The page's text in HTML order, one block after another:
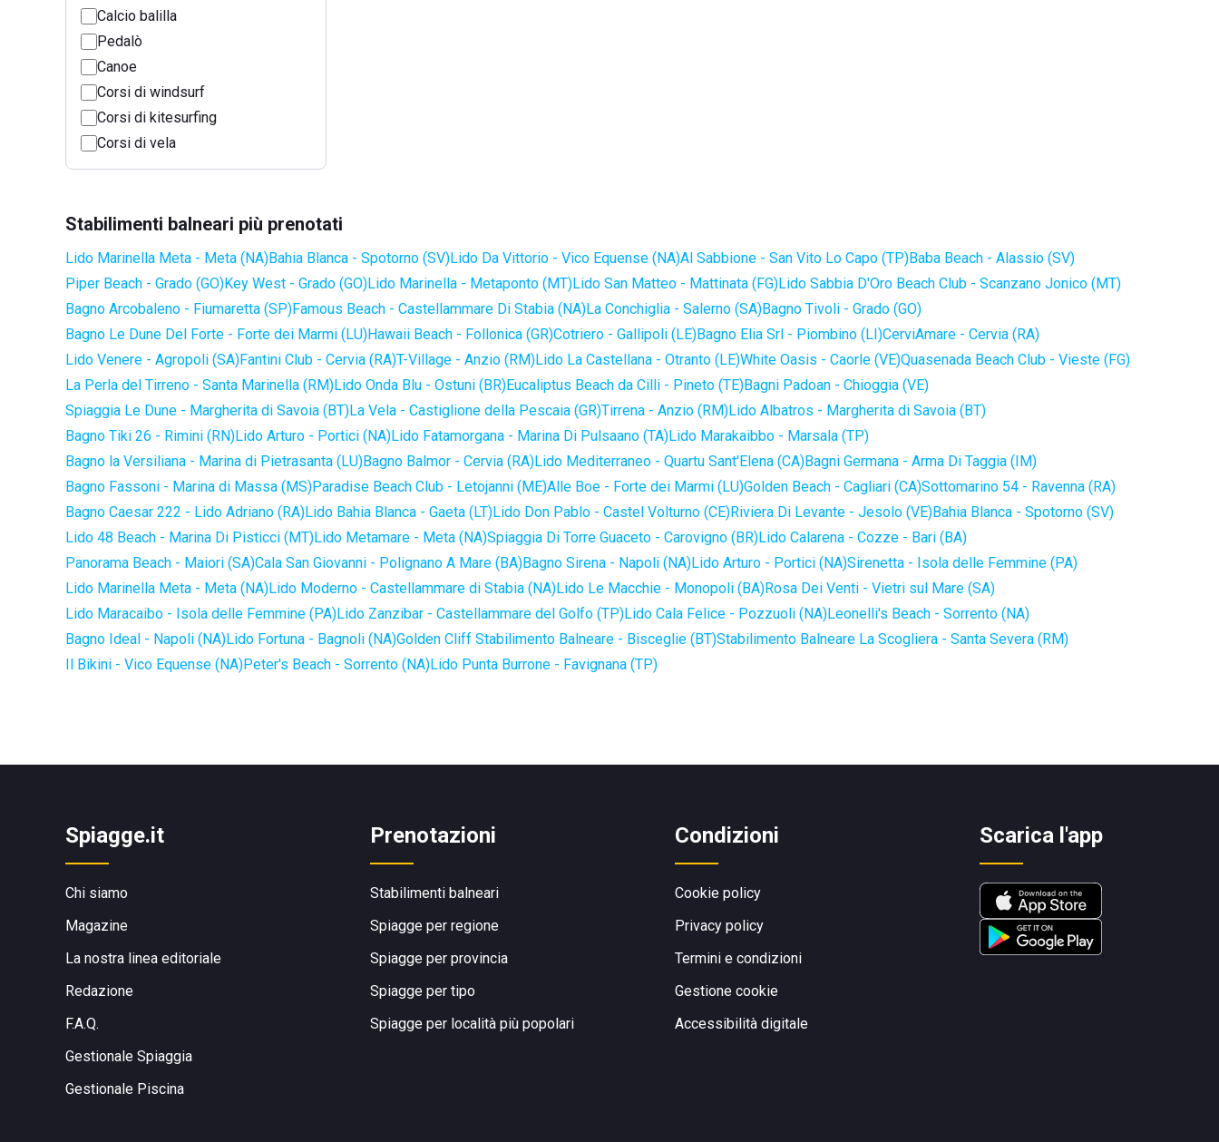
Calcio balilla
Pedalò
Canoe
Corsi di windsurf
Corsi di kitesurfing
Corsi di vela
Stabilimenti balneari più prenotati
Lido Marinella Meta - Meta (NA)Bahia Blanca - Spotorno (SV)Lido Da Vittorio - Vico Equense (NA)Al Sabbione - San Vito Lo Capo (TP)Baba Beach - Alassio (SV)
Piper Beach - Grado (GO)Key West - Grado (GO)Lido Marinella - Metaponto (MT)Lido San Matteo - Mattinata (FG)Lido Sabbia D'Oro Beach Club - Scanzano Jonico (MT)
Bagno Arcobaleno - Fiumaretta (SP)Famous Beach - Castellammare Di Stabia (NA)La Conchiglia - Salerno (SA)Bagno Tivoli - Grado (GO)
Bagno Le Dune Del Forte - Forte dei Marmi (LU)Hawaii Beach - Follonica (GR)Cotriero - Gallipoli (LE)Bagno Elia Srl - Piombino (LI)CerviAmare - Cervia (RA)
Lido Venere - Agropoli (SA)Fantini Club - Cervia (RA)T-Village - Anzio (RM)Lido La Castellana - Otranto (LE)White Oasis - Caorle (VE)Quasenada Beach Club - Vieste (FG)
La Perla del Tirreno - Santa Marinella (RM)Lido Onda Blu - Ostuni (BR)Eucaliptus Beach da Cilli - Pineto (TE)Bagni Padoan - Chioggia (VE)
Spiaggia Le Dune - Margherita di Savoia (BT)La Vela - Castiglione della Pescaia (GR)Tirrena - Anzio (RM)Lido Albatros - Margherita di Savoia (BT)
Bagno Tiki 26 - Rimini (RN)Lido Arturo - Portici (NA)Lido Fatamorgana - Marina Di Pulsaano (TA)Lido Marakaibbo - Marsala (TP)
Bagno la Versiliana - Marina di Pietrasanta (LU)Bagno Balmor - Cervia (RA)Lido Mediterraneo - Quartu Sant'Elena (CA)Bagni Germana - Arma Di Taggia (IM)
Bagno Fassoni - Marina di Massa (MS)Paradise Beach Club - Letojanni (ME)Alle Boe - Forte dei Marmi (LU)Golden Beach - Cagliari (CA)Sottomarino 54 - Ravenna (RA)
Bagno Caesar 222 - Lido Adriano (RA)Lido Bahia Blanca - Gaeta (LT)Lido Don Pablo - Castel Volturno (CE)Riviera Di Levante - Jesolo (VE)Bahia Blanca - Spotorno (SV)
Lido 48 Beach - Marina Di Pisticci (MT)Lido Metamare - Meta (NA)Spiaggia Di Torre Guaceto - Carovigno (BR)Lido Calarena - Cozze - Bari (BA)
Panorama Beach - Maiori (SA)Cala San Giovanni - Polignano A Mare (BA)Bagno Sirena - Napoli (NA)Lido Arturo - Portici (NA)Sirenetta - Isola delle Femmine (PA)
Lido Marinella Meta - Meta (NA)Lido Moderno - Castellammare di Stabia (NA)Lido Le Macchie - Monopoli (BA)Rosa Dei Venti - Vietri sul Mare (SA)
Lido Maracaibo - Isola delle Femmine (PA)Lido Zanzibar - Castellammare del Golfo (TP)Lido Cala Felice - Pozzuoli (NA)Leonelli's Beach - Sorrento (NA)
Bagno Ideal - Napoli (NA)Lido Fortuna - Bagnoli (NA)Golden Cliff Stabilimento Balneare - Bisceglie (BT)Stabilimento Balneare La Scogliera - Santa Severa (RM)
Il Bikini - Vico Equense (NA)Peter's Beach - Sorrento (NA)Lido Punta Burrone - Favignana (TP)
Spiagge.it
Chi siamo
Magazine
La nostra linea editoriale
Redazione
F.A.Q.
Gestionale Spiaggia
Gestionale Piscina
Prenotazioni
Stabilimenti balneari
Spiagge per regione
Spiagge per provincia
Spiagge per tipo
Spiagge per località più popolari
Condizioni
Cookie policy
Privacy policy
Termini e condizioni
Gestione cookie
Accessibilità digitale
Scarica l'app